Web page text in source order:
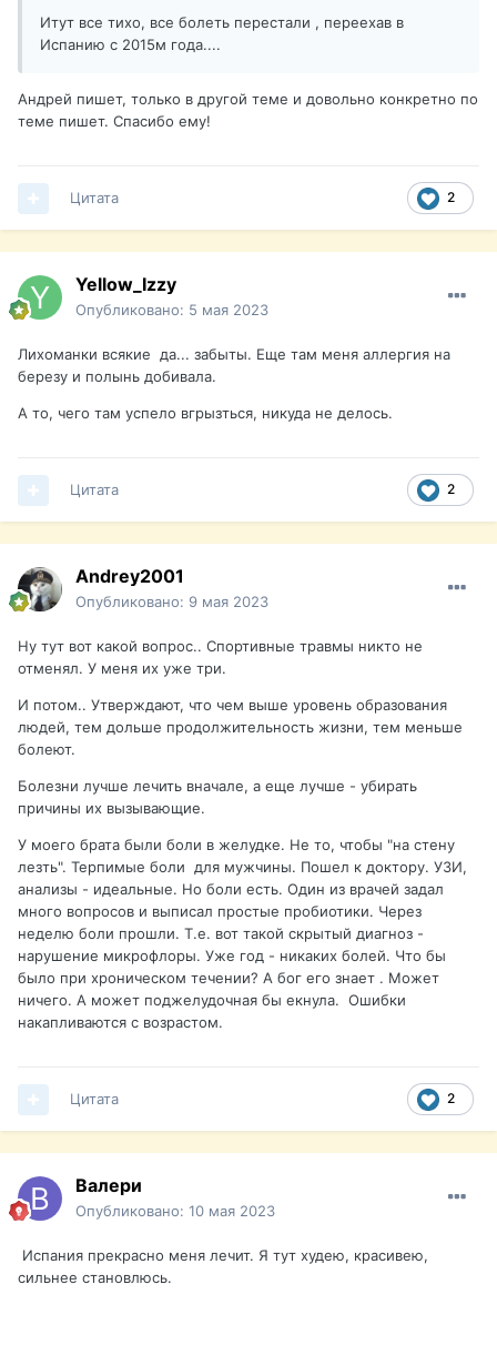
Итут все тихо, все болеть перестали , переехав в
Испанию с 2015м года....
Андрей пишет, только в другой теме и довольно конкретно по
теме пишет. Спасибо ему!
2
Цитата
Yellow_Izzy
Опубликовано: 5 мая 2023
Лихоманки всякие да... забыты. Еще там меня аллергия на
березу и полынь добивала.
А то, чего там успело вгрызться, никуда не делось.
2
Цитата
Andrey2001
Опубликовано: 9 мая 2023
Ну тут вот какой вопрос.. Спортивные травмы никто не
отменял. У меня их уже три.
И потом.. Утверждают, что чем выше уровень образования
людей, тем дольше продолжительность жизни, тем меньше
болеют.
Болезни лучше лечить вначале, а еще лучше - убирать
причины их вызывающие.
У моего брата были боли в желудке. Не то, чтобы "на стену
лезть". Терпимые боли для мужчины. Пошел к доктору. УЗИ,
анализы - идеальные. Но боли есть. Один из врачей задал
много вопросов и выписал простые пробиотики. Через
неделю боли прошли. Т.е. вот такой скрытый диагноз -
нарушение микрофлоры. Уже год - никаких болей. Что бы
было при хроническом течении? А бог его знает . Может
ничего. А может поджелудочная бы екнула. Ошибки
накапливаются с возрастом.
2
Цитата
Валери
Опубликовано: 10 мая 2023
Испания прекрасно меня лечит. Я тут худею, красивею,
сильнее становлюсь.